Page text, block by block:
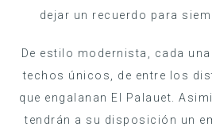
dejar un recuerdo para
De estilo modernista, cada
techos únicos, de entre los
que engalanan El Palauet.
tendrán a su disposición un